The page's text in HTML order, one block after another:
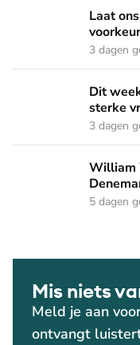
Laat ons wetenLaat
3 dagen
Dit weekend in
Dit
sterke
3 dagen
William Wixley gaat
William
5 dagen
Mis niets
Meld je aan
ontvangt